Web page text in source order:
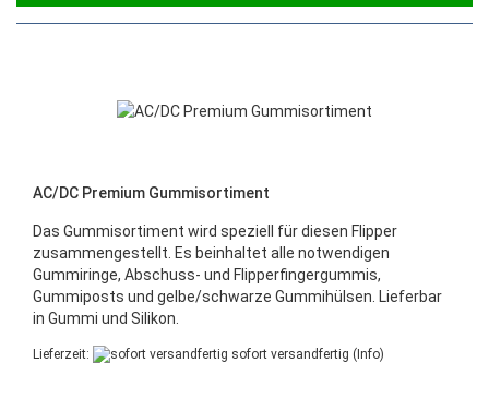
AC/DC Premium Gummisortiment
Das Gummisortiment wird speziell für diesen Flipper
zusammengestellt. Es beinhaltet alle notwendigen
Gummiringe, Abschuss- und Flipperfingergummis,
Gummiposts und gelbe/schwarze Gummihülsen. Lieferbar
in Gummi und Silikon.
Lieferzeit: sofort versandfertig (Info)